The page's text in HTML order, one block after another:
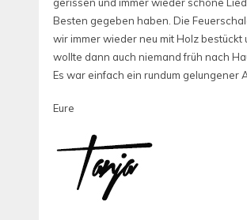
Besten gegeben haben. Die
wir immer wieder neu mit Holz bestückt
wollte dann auch niemand früh nach
Es war einfach ein rundum gelungener
Eure